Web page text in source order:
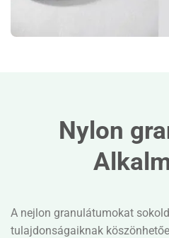
Nylon
A nejlon granulátumokat
tulajdonságaiknak